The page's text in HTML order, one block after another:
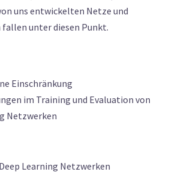
uns entwickelten Netze und
unter diesen Punkt.
Einschränkung
im Training und Evaluation von
Netzwerken
Learning Netzwerken